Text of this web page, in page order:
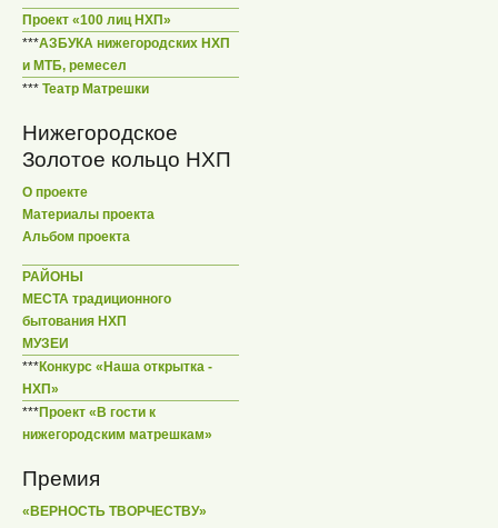
Проект «100 лиц НХП»
***АЗБУКА нижегородских НХП
и МТБ, ремесел
*** Театр Матрешки
Нижегородское
Золотое кольцо НХП
О проекте
Материалы проекта
Альбом проекта
РАЙОНЫ
МЕСТА традиционного
бытования НХП
МУЗЕИ
***Конкурс «Наша открытка -
НХП»
***Проект «В гости к
нижегородским матрешкам»
Премия
«ВЕРНОСТЬ ТВОРЧЕСТВУ»